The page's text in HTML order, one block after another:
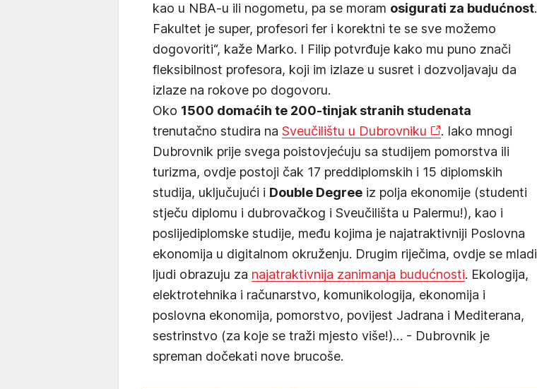
kao u NBA-u ili nogometu, pa se moram osigurati za budućnost.
Fakultet je super, profesori fer i korektni te se sve možemo
dogovoriti“, kaže Marko. I Filip potvrđuje kako mu puno znači
fleksibilnost profesora, koji im izlaze u susret i dozvoljavaju da
izlaze na rokove po dogovoru.
Oko 1500 domaćih te 200-tinjak stranih studenata
trenutačno studira na Sveučilištu u Dubrovniku
. Iako mnogi
Dubrovnik prije svega poistovjećuju sa studijem pomorstva ili
turizma, ovdje postoji čak 17 preddiplomskih i 15 diplomskih
studija, uključujući i Double Degree iz polja ekonomije (studenti
stječu diplomu i dubrovačkog i Sveučilišta u Palermu!), kao i
poslijediplomske studije, među kojima je najatraktivniji Poslovna
ekonomija u digitalnom okruženju. Drugim riječima, ovdje se mladi
ljudi obrazuju za najatraktivnija zanimanja budućnosti. Ekologija,
elektrotehnika i računarstvo, komunikologija, ekonomija i
poslovna ekonomija, pomorstvo, povijest Jadrana i Mediterana,
sestrinstvo (za koje se traži mjesto više!)… - Dubrovnik je
spreman dočekati nove brucoše.